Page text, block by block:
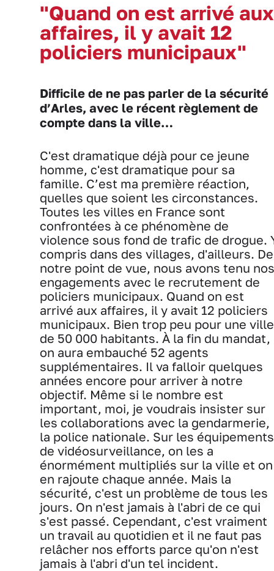
"Quand on est arrivé aux
affaires, il y avait 12
policiers municipaux"
Difficile de ne pas parler de la sécurité
d’Arles, avec le récent règlement de
compte dans la ville…
C'est dramatique déjà pour ce jeune
homme, c'est dramatique pour sa
famille. C’est ma première réaction,
quelles que soient les circonstances.
Toutes les villes en France sont
confrontées à ce phénomène de
violence sous fond de trafic de drogue.
compris dans des villages, d'ailleurs. De
notre point de vue, nous avons tenu nos
engagements avec le recrutement de
policiers municipaux. Quand on est
arrivé aux affaires, il y avait 12 policiers
municipaux. Bien trop peu pour une ville
de 50 000 habitants. À la fin du mandat,
on aura embauché 52 agents
supplémentaires. Il va falloir quelques
années encore pour arriver à notre
objectif. Même si le nombre est
important, moi, je voudrais insister sur
les collaborations avec la gendarmerie,
la police nationale. Sur les équipements
de vidéosurveillance, on les a
énormément multipliés sur la ville et on
en rajoute chaque année. Mais la
sécurité, c'est un problème de tous les
jours. On n'est jamais à l'abri de ce qui
s'est passé. Cependant, c'est vraiment
un travail au quotidien et il ne faut pas
relâcher nos efforts parce qu'on n'est
jamais à l'abri d'un tel incident.